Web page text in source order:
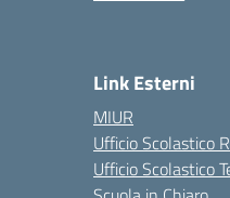
Link Esterni
MIUR
Ufficio Scolastico
Ufficio Scolastico